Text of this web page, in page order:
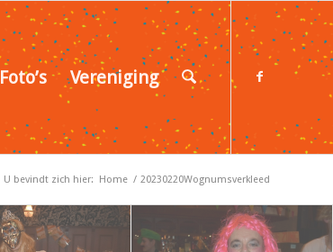
Foto’s Vereniging
U bevindt zich hier: Home / 20230220Wognumsverkleed